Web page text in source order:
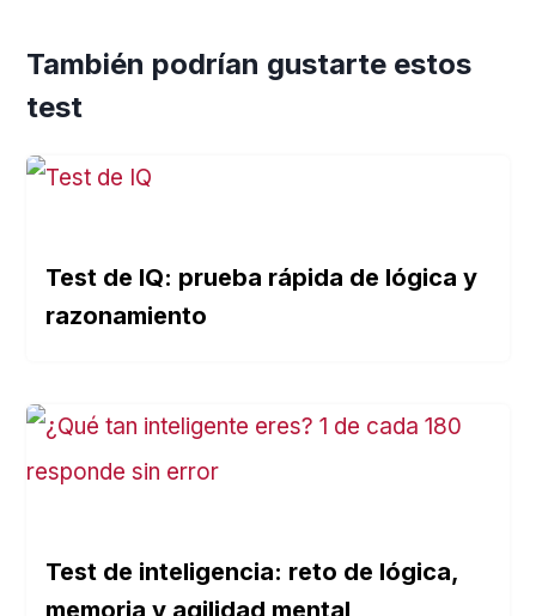
También podrían gustarte estos
test
Test de IQ: prueba rápida de lógica y
razonamiento
Test de inteligencia: reto de lógica,